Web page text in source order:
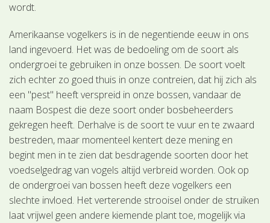
wordt.
Amerikaanse vogelkers is in de negentiende eeuw in ons
land ingevoerd. Het was de bedoeling om de soort als
ondergroei te gebruiken in onze bossen. De soort voelt
zich echter zo goed thuis in onze contreien, dat hij zich als
een "pest" heeft verspreid in onze bossen, vandaar de
naam Bospest die deze soort onder bosbeheerders
gekregen heeft. Derhalve is de soort te vuur en te zwaard
bestreden, maar momenteel kentert deze mening en
begint men in te zien dat besdragende soorten door het
voedselgedrag van vogels altijd verbreid worden. Ook op
de ondergroei van bossen heeft deze vogelkers een
slechte invloed. Het verterende strooisel onder de struiken
laat vrijwel geen andere kiemende plant toe, mogelijk via